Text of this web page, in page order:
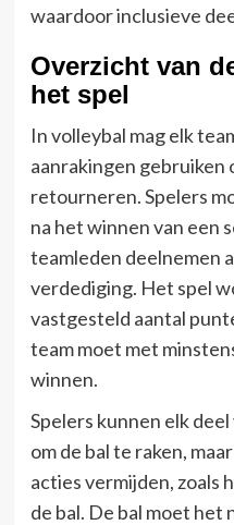
waardoor inclusieve
Overzicht van
het spel
In volleybal mag elk
aanrakingen gebruiken
retourneren. Spelers
na het winnen van een
teamleden deelnemen
verdediging. Het spel
vastgesteld aantal
team moet met
winnen.
Spelers kunnen elk
om de bal te raken,
acties vermijden, zoals
de bal. De bal moet het